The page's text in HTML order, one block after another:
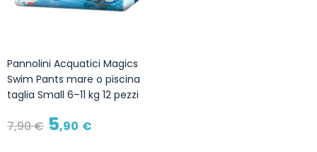
Pannolini Acquatici Magics
Swim Pants mare o piscina
taglia Small 6–11 kg 12 pezzi
7,90€ 5,90 €